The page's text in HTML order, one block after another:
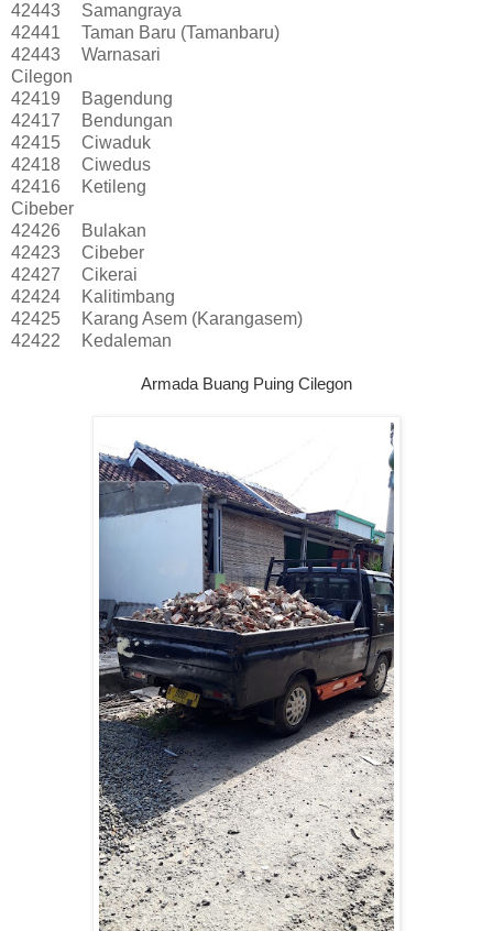
42443
Samangraya
42441
Taman Baru (Tamanbaru)
42443
Warnasari
Cilegon
42419
Bagendung
42417
Bendungan
42415
Ciwaduk
42418
Ciwedus
42416
Ketileng
Cibeber
42426
Bulakan
42423
Cibeber
42427
Cikerai
42424
Kalitimbang
42425
Karang Asem (Karangasem)
42422
Kedaleman
Armada Buang Puing Cilegon